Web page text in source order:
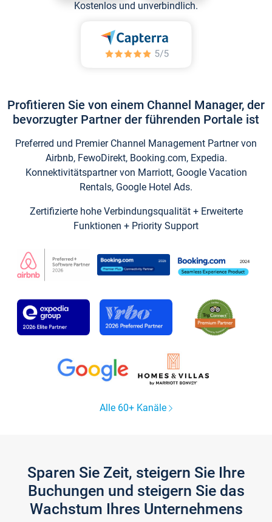
Kostenlos und unverbindlich.
Profitieren Sie von einem Channel Manager, der
bevorzugter Partner der führenden Portale ist
Preferred und Premier Channel Management Partner von
Airbnb, FewoDirekt, Booking.com, Expedia.
Konnektivitätspartner von Marriott, Google Vacation
Rentals, Google Hotel Ads.
Zertifizierte hohe Verbindungsqualität + Erweiterte
Funktionen + Priority Support
Alle 60+ Kanäle
Sparen Sie Zeit, steigern Sie Ihre
Buchungen und steigern Sie das
Wachstum Ihres Unternehmens